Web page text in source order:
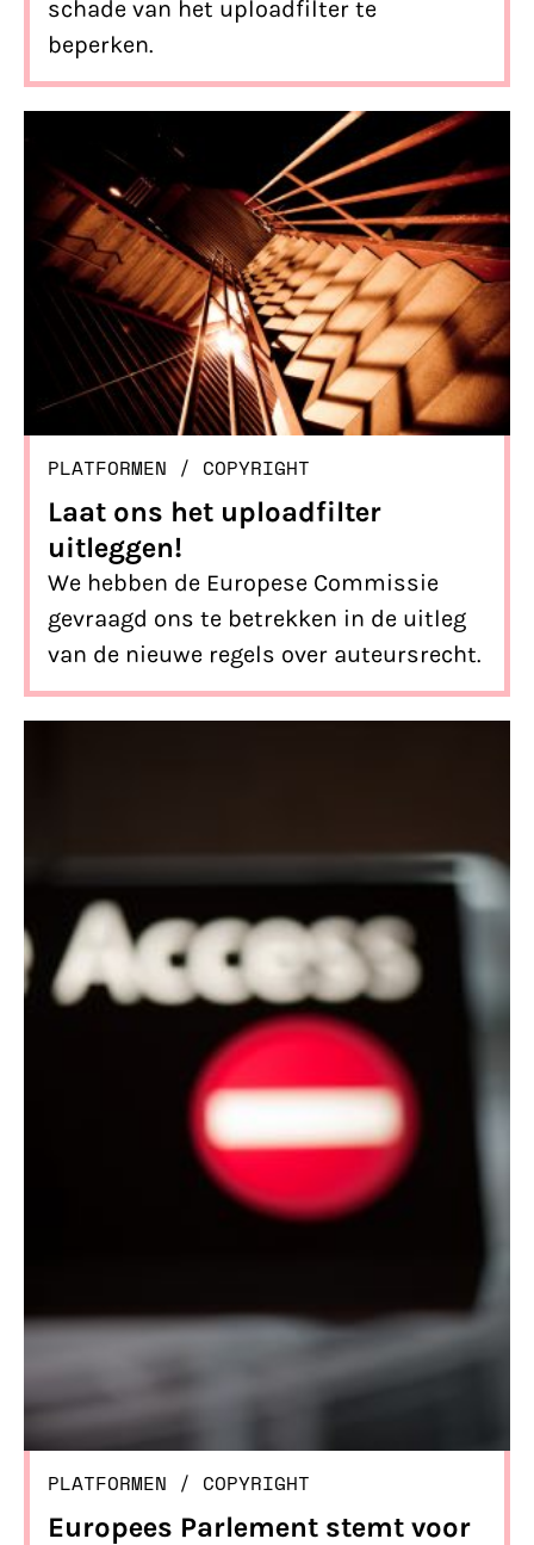
schade van het uploadfilter te
beperken.
PLATFORMEN / COPYRIGHT
Laat ons het uploadfilter
uitleggen!
We hebben de Europese Commissie
gevraagd ons te betrekken in de uitleg
van de nieuwe regels over auteursrecht.
PLATFORMEN / COPYRIGHT
Europees Parlement stemt voor